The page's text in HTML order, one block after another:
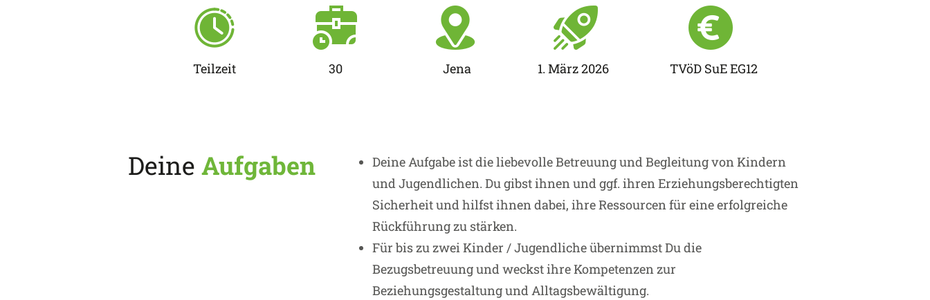
Teilzeit 30 Jena 1. März 2026 TVöD SuE EG12
Deine Aufgabe ist die liebevolle Betreuung und Begleitung von Kindern
und Jugendlichen. Du gibst ihnen und ggf. ihren Erziehungsberechtigten
Sicherheit und hilfst ihnen dabei, ihre Ressourcen für eine erfolgreiche
Rückführung zu stärken.
Für bis zu zwei Kinder / Jugendliche übernimmst Du die
Bezugsbetreuung und weckst ihre Kompetenzen zur
Beziehungsgestaltung und Alltagsbewältigung.
Deine Aufgaben